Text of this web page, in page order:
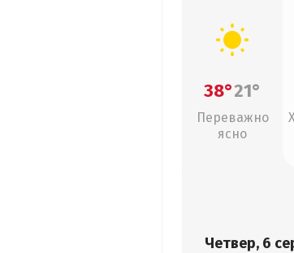
38°21°
Переважно
ясно
Четвер, 6